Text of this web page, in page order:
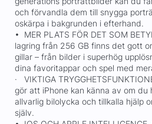
och förvandla dem till snygga
oskärpa i bakgrunden i efterhand.
• MER PLATS FÖR DET SOM
lagring från 256 GB finns det gott
gillar – från bilder i superhög
dina favoritappar och spel med
· VIKTIGA
gör att iPhone kan känna av om du
allvarlig bilolycka och tillkalla hjälp
själv.